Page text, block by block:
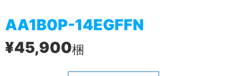
AA1B0P-14EGFFN
¥45,900梱